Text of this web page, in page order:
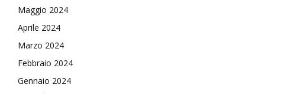
Maggio 2024
Aprile 2024
Marzo 2024
Febbraio 2024
Gennaio 2024